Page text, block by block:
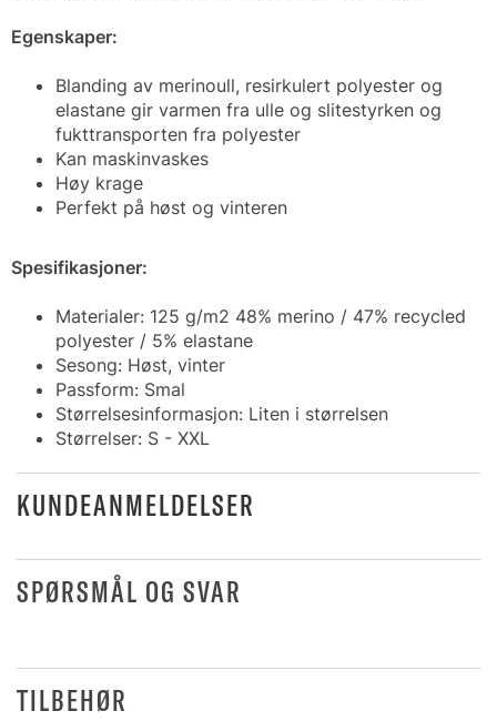
Egenskaper:
Blanding av merinoull, resirkulert polyester og
elastane gir varmen fra ulle og slitestyrken og
fukttransporten fra polyester
Kan maskinvaskes
Høy krage
Perfekt på høst og vinteren
Spesifikasjoner:
Materialer: 125 g/m2 48% merino / 47% recycled
polyester / 5% elastane
Sesong: Høst, vinter
Passform: Smal
Størrelsesinformasjon: Liten i størrelsen
Størrelser: S - XXL
KUNDEANMELDELSER
SPØRSMÅL OG SVAR
TILBEHØR